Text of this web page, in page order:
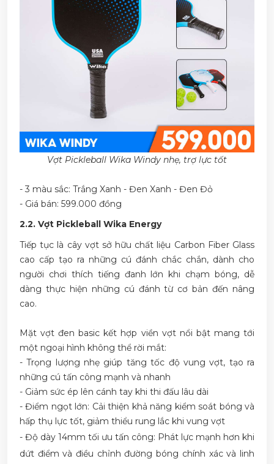
Vợt Pickleball Wika Windy nhẹ, trợ lực tốt
- 3 màu sắc: Trắng Xanh - Đen Xanh - Đen Đỏ
- Giá bán: 599.000 đồng
2.2. Vợt Pickleball Wika Energy
Tiếp tục là cây vợt sở hữu chất liệu Carbon Fiber Glass
cao cấp tạo ra những cú đánh chắc chắn, dành cho
người chơi thích tiếng đanh lớn khi chạm bóng, dễ
dàng thực hiện những cú đánh từ cơ bản đến nâng
cao.
Mặt vợt đen basic kết hợp viền vợt nổi bật mang tới
một ngoại hình không thể rời mắt:
- Trọng lượng nhẹ giúp tăng tốc độ vung vợt, tạo ra
những cú tấn công mạnh và nhanh
- Giảm sức ép lên cánh tay khi thi đấu lâu dài
- Điểm ngọt lớn: Cải thiện khả năng kiểm soát bóng và
hấp thụ lực tốt, giảm thiểu rung lắc khi vung vợt
- Độ dày 14mm tối ưu tấn công: Phát lực mạnh hơn khi
dứt điểm và điều chỉnh đường bóng chính xác và linh